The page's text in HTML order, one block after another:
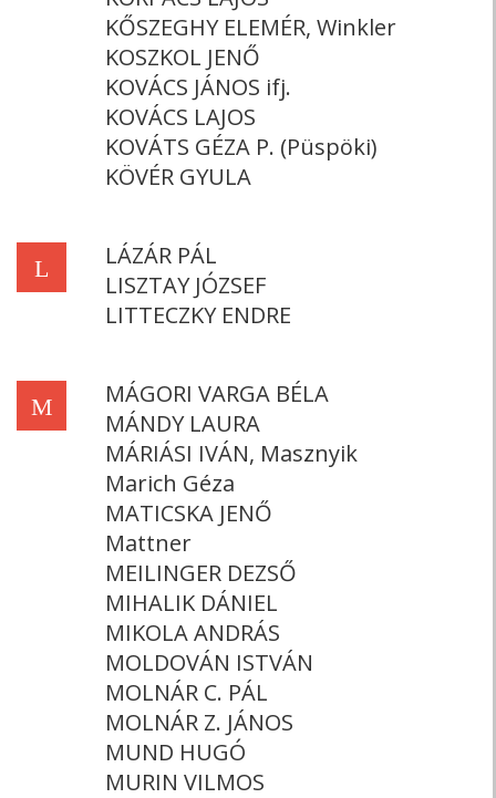
KŐSZEGHY ELEMÉR, Winkler
KOSZKOL JENŐ
KOVÁCS JÁNOS ifj.
KOVÁCS LAJOS
KOVÁTS GÉZA P. (Püspöki)
KÖVÉR GYULA
L
LÁZÁR PÁL
LISZTAY JÓZSEF
LITTECZKY ENDRE
M
MÁGORI VARGA BÉLA
MÁNDY LAURA
MÁRIÁSI IVÁN, Masznyik
Marich Géza
MATICSKA JENŐ
Mattner
MEILINGER DEZSŐ
MIHALIK DÁNIEL
MIKOLA ANDRÁS
MOLDOVÁN ISTVÁN
MOLNÁR C. PÁL
MOLNÁR Z. JÁNOS
MUND HUGÓ
MURIN VILMOS